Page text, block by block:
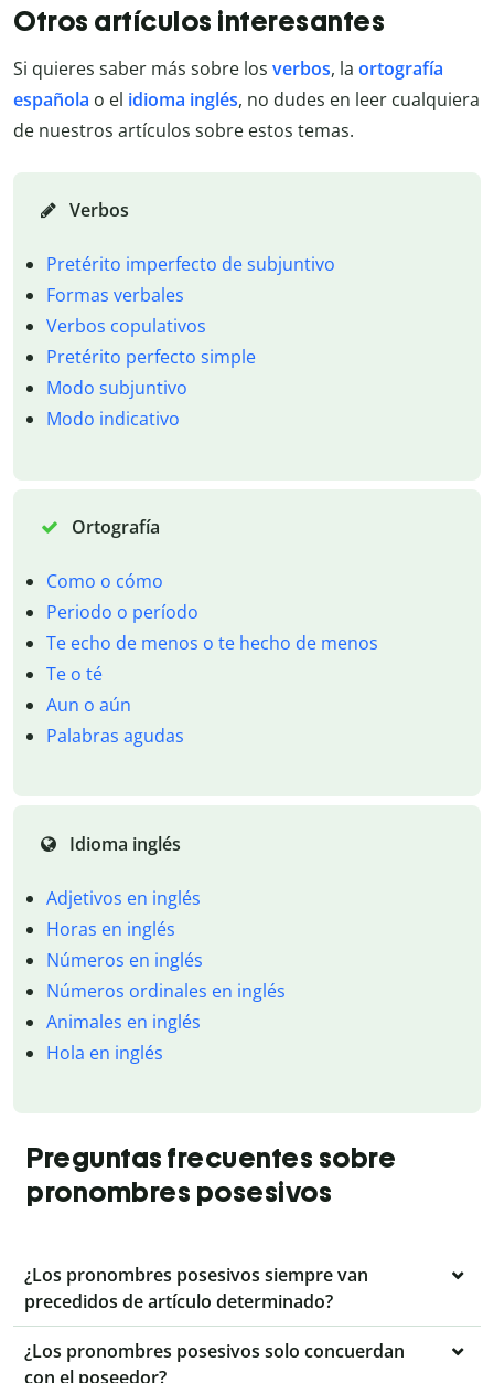
Otros artículos interesantes
Si quieres saber más sobre los verbos, la ortografía
española o el idioma inglés, no dudes en leer cualquiera
de nuestros artículos sobre estos temas.
Verbos
Pretérito imperfecto de subjuntivo
Formas verbales
Verbos copulativos
Pretérito perfecto simple
Modo subjuntivo
Modo indicativo
Ortografía
Como o cómo
Periodo o período
Te echo de menos o te hecho de menos
Te o té
Aun o aún
Palabras agudas
Idioma inglés
Adjetivos en inglés
Horas en inglés
Números en inglés
Números ordinales en inglés
Animales en inglés
Hola en inglés
Preguntas frecuentes sobre
pronombres posesivos
¿Los pronombres posesivos siempre van
precedidos de artículo determinado?
¿Los pronombres posesivos solo concuerdan
con el poseedor?